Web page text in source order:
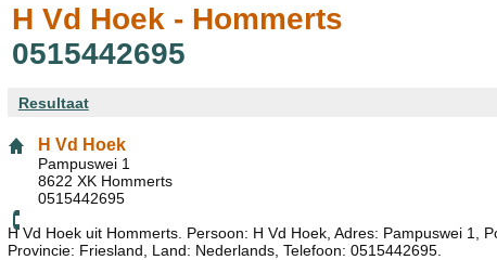
H Vd Hoek - Hommerts
0515442695
Resultaat
H Vd Hoek
Pampuswei 1
8622 XK Hommerts
0515442695
H Vd Hoek uit Hommerts. Persoon: H Vd Hoek, Adres: Pampuswei 1,
Provincie: Friesland, Land: Nederlands, Telefoon: 0515442695.